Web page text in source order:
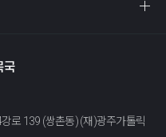
로 139 (쌍촌동) (재)광주가톨릭